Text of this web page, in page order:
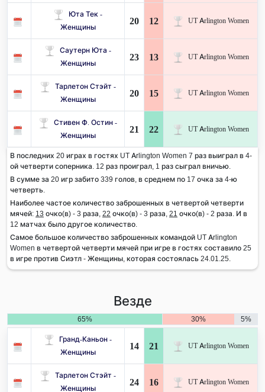
Юта Тек -
Женщины
20 12 UT Arlington Women
Саутерн Юта -
Женщины
23 13 UT Arlington Women
Тарлетон Стэйт -
Женщины
20 15 UT Arlington Women
Стивен Ф. Остин -
Женщины
21 22 UT Arlington Women
В последних 20 играх в гостях UT Arlington Women 7 раз выиграл в 4-
ой четверти соперника. 12 раз проиграл, 1 раз сыграл вничью.
В сумме за 20 игр забито 339 голов, в среднем по 17 очка за 4-ю
четверть.
Наиболее частое количество заброшенных в четвертой четверти
мячей: 13 очко(в) - 3 раза, 22 очко(в) - 3 раза, 21 очко(в) - 2 раза. И в
12 матчах было другое количество.
Самое большое количество заброшенных командой UT Arlington
Women в четвертой четверти мячей при игре в гостях составило 25
в игре против Сиэтл - Женщины, которая состоялась 24.01.25.
Везде
65% 30% 5%
Гранд-Каньон -
Женщины
14 21 UT Arlington Women
Тарлетон Стэйт -
Женщины
24 16 UT Arlington Women